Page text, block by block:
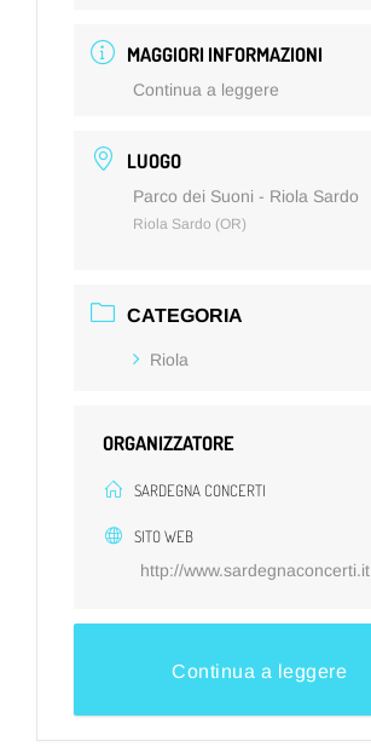
MAGGIORI INFORMAZIONI
Continua a leggere
LUOGO
Parco dei Suoni - Riola Sardo
Riola Sardo (OR)
CATEGORIA
Riola
ORGANIZZATORE
SARDEGNA CONCERTI
SITO WEB
http://www.sardegnaconcerti.it
Continua a leggere